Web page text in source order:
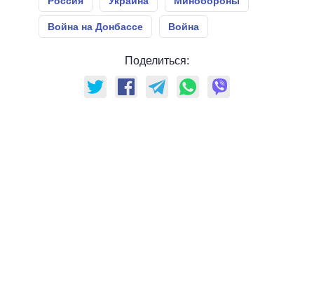
Война на Донбассе Война
Поделиться: